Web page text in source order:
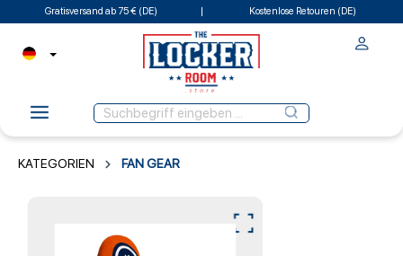
Gratisversand ab 75 € (DE) Kostenlose Retouren (DE)
KATEGORIEN FAN GEAR